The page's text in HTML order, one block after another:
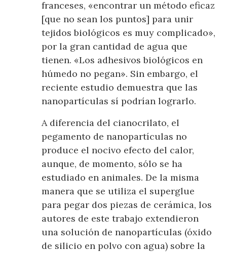
franceses, «encontrar un método eficaz
[que no sean los puntos] para unir
tejidos biológicos es muy complicado»,
por la gran cantidad de agua que
tienen. «Los adhesivos biológicos en
húmedo no pegan». Sin embargo, el
reciente estudio demuestra que las
nanopartículas sí podrían lograrlo.
A diferencia del cianocrilato, el
pegamento de nanopartículas no
produce el nocivo efecto del calor,
aunque, de momento, sólo se ha
estudiado en animales. De la misma
manera que se utiliza el superglue
para pegar dos piezas de cerámica, los
autores de este trabajo extendieron
una solución de nanopartículas (óxido
de silicio en polvo con agua) sobre la